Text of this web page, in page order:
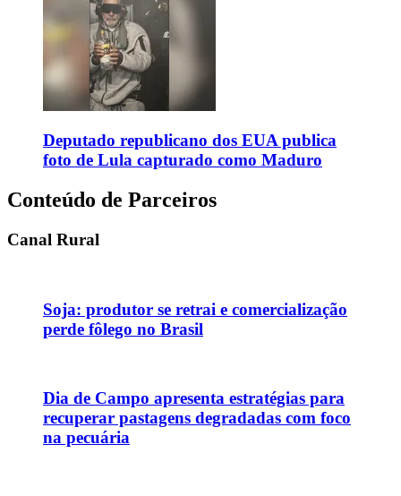
Deputado republicano dos EUA publica
foto de Lula capturado como Maduro
Conteúdo de Parceiros
Canal Rural
Soja: produtor se retrai e comercialização
perde fôlego no Brasil
Dia de Campo apresenta estratégias para
recuperar pastagens degradadas com foco
na pecuária